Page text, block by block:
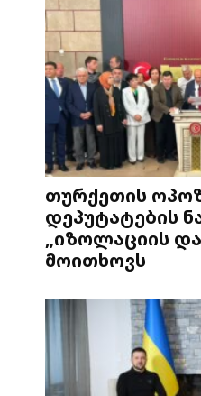
თურქეთის
დეპუტატების
„იზოლაციის
მოითხოვს